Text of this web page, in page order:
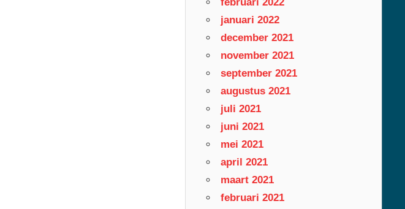
januari 2022
december 2021
november 2021
september 2021
augustus 2021
juli 2021
juni 2021
mei 2021
april 2021
maart 2021
februari 2021